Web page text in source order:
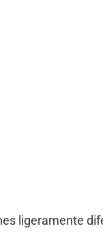
ligeramente